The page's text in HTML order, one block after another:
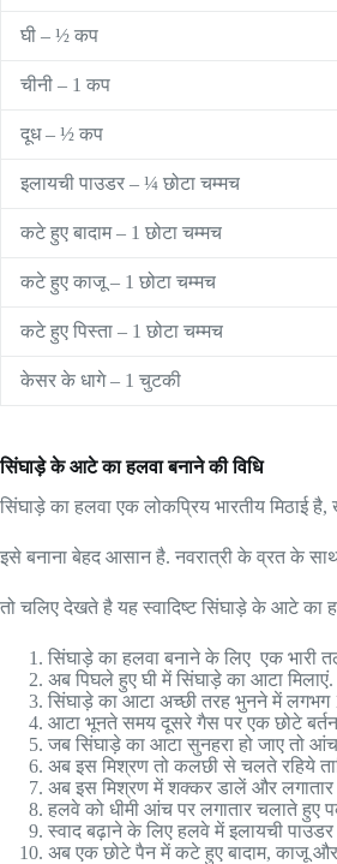
घी – ½ कप
चीनी – 1 कप
दूध – ½ कप
इलायची पाउडर – ¼ छोटा चम्मच
कटे हुए बादाम – 1 छोटा चम्मच
कटे हुए काजू – 1 छोटा चम्मच
कटे हुए पिस्ता – 1 छोटा चम्मच
केसर के धागे – 1 चुटकी
सिंघाड़े के आटे का हलवा बनाने की विधि
सिंघाड़े का हलवा एक लोकप्रिय भारतीय मिठाई
इसे बनाना बेहद आसान है. नवरात्री के व्रत के
तो चलिए देखते है यह स्वादिष्ट सिंघाड़े के आटे का
सिंघाड़े का हलवा बनाने के लिए एक भारी
अब पिघले हुए घी में सिंघाड़े का आटा
सिंघाड़े का आटा अच्छी तरह भुनने में लगभग
आटा भूनते समय दूसरे गैस पर एक छोटे बर्तन
जब सिंघाड़े का आटा सुनहरा हो जाए तो
अब इस मिश्रण तो कलछी से चलते रहिये
अब इस मिश्रण में शक्कर डालें और
हलवे को धीमी आंच पर लगातार चलाते
स्वाद बढ़ाने के लिए हलवे में इलायची
अब एक छोटे पैन में कटे हुए बादाम, काजू